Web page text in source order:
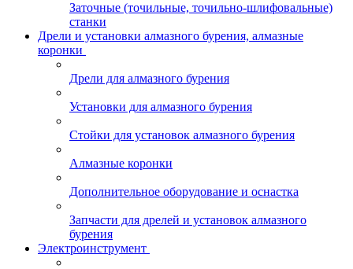
Заточные (точильные, точильно-шлифовальные)
станки
Дрели и установки алмазного бурения, алмазные
коронки
Дрели для алмазного бурения
Установки для алмазного бурения
Стойки для установок алмазного бурения
Алмазные коронки
Дополнительное оборудование и оснастка
Запчасти для дрелей и установок алмазного
бурения
Электроинструмент